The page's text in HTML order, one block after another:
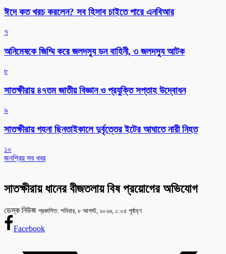
ঈদে কত খরচ করলেন? সব হিসাব চাইতে পারে এনবিআর
৭
অনিমেষকে জিম্মি করে জলদস্যু ডন বাহিনী, ৩ জলদস্যু আটক
৮
সাতক্ষীরায় ৪৭তম জাতীয় বিজ্ঞান ও প্রযুক্তি সপ্তাহ উদ্বোধন
৯
সাতক্ষীরায় গহনা ছিনতাইকালে দুর্বৃত্তের ইটের আঘাতে নারী নিহত
১০
জনপ্রিয় সব খবর
সাতক্ষীরায় ধানের বীজতলায় বিষ প্রয়োগের অভিযোগ
ডেস্ক নিউজ প্রকাশিত: শনিবার, ৮ আগস্ট, ২০২৬, ১:০৫ পূর্বাহ্ণ
Facebook